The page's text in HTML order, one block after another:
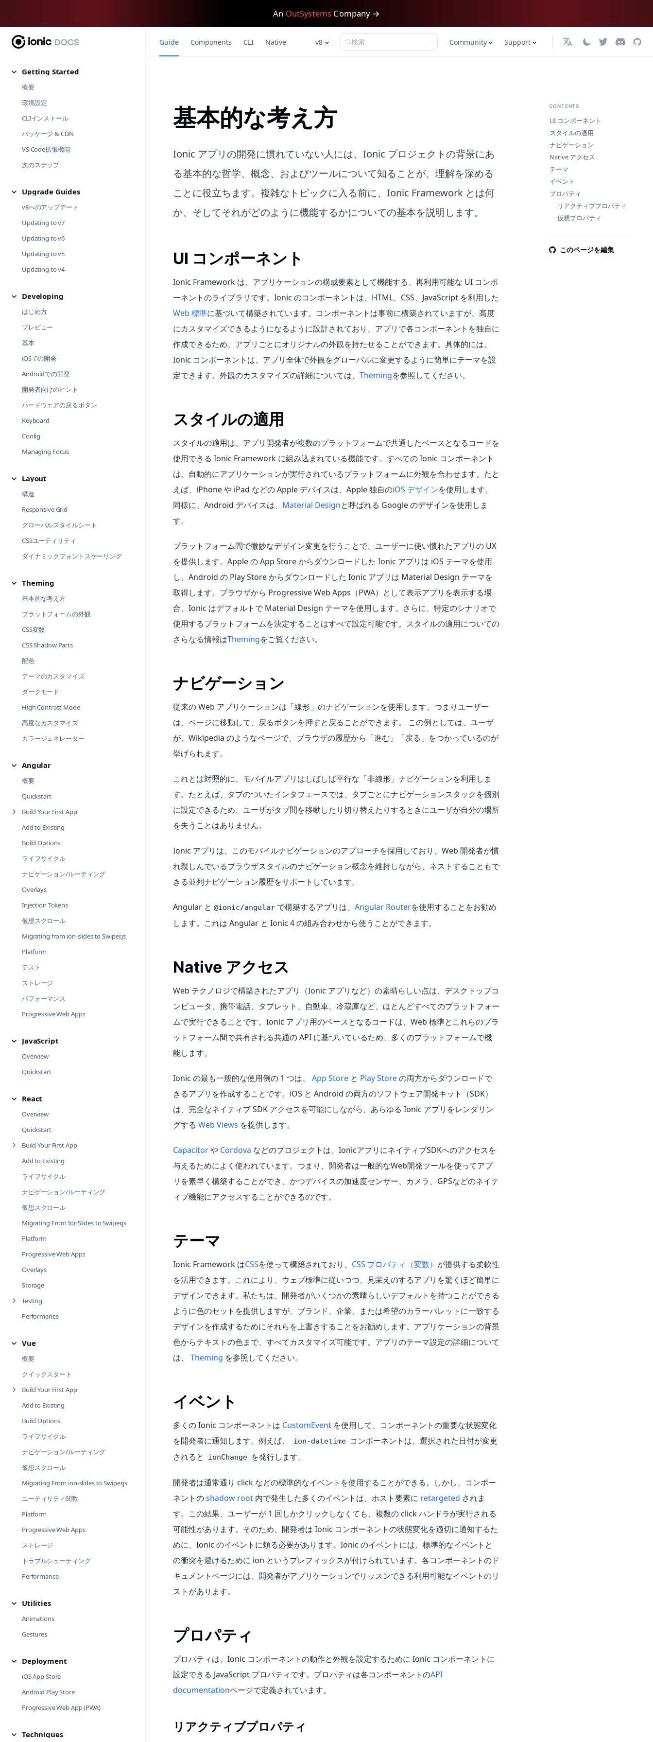
An OutSystems Company →
Getting Started
概要
環境設定
CLIインストール
パッケージ & CDN
VS Code拡張機能
次のステップ
Upgrade Guides
v8へのアップデート
Updating to v7
Updating to v6
Updating to v5
Updating to v4
Developing
はじめ方
プレビュー
基本
iOSでの開発
Androidでの開発
開発者向けのヒント
ハードウェアの戻るボタン
Keyboard
Config
Managing Focus
Layout
構造
Responsive Grid
グローバルスタイルシート
CSSユーティリティ
ダイナミックフォントスケーリング
Theming
基本的な考え方
プラットフォームの外観
CSS変数
CSS Shadow Parts
配色
テーマのカスタマイズ
ダークモード
High Contrast Mode
高度なカスタマイズ
カラージェネレーター
Angular
概要
Quickstart
Build Your First App
Add to Existing
Build Options
ライフサイクル
ナビゲーション/ルーティング
Overlays
Injection Tokens
仮想スクロール
Migrating from ion-slides to Swiper.js
Platform
テスト
ストレージ
パフォーマンス
Progressive Web Apps
JavaScript
Overview
Quickstart
React
Overview
Quickstart
Build Your First App
Add to Existing
ライフサイクル
ナビゲーション/ルーティング
仮想スクロール
Migrating From IonSlides to Swiper.js
Platform
Progressive Web Apps
Overlays
Storage
Testing
Performance
Vue
概要
クイックスタート
Build Your First App
Add to Existing
Build Options
ライフサイクル
ナビゲーション/ルーティング
仮想スクロール
Migrating From ion-slides to Swiper.js
ユーティリティ関数
Platform
Progressive Web Apps
ストレージ
トラブルシューティング
Performance
Utilities
Animations
Gestures
Deployment
iOS App Store
Android Play Store
Progressive Web App (PWA)
Techniques
Guide Components CLI Native v8 検索 Community Support 日本語
基本的な考え方
Ionic アプリの開発に慣れていない人には、Ionic プロジェクトの背景にあ
る基本的な哲学、概念、およびツールについて知ることが、理解を深める
ことに役立ちます。複雑なトピックに入る前に、Ionic Framework とは何
か、そしてそれがどのように機能するかについての基本を説明します。
UI コンポーネント
Ionic Framework は、アプリケーションの構成要素として機能する、再利用可能な UI コンポ
ーネントのライブラリです。Ionic のコンポーネントは、HTML、CSS、JavaScript を利用した
Web 標準に基づいて構築されています。コンポーネントは事前に構築されていますが、高度
にカスタマイズできるようになるように設計されており、アプリで各コンポーネントを独自に
作成できるため、アプリごとにオリジナルの外観を持たせることができます。具体的には、
Ionic コンポーネントは、アプリ全体で外観をグローバルに変更するように簡単にテーマを設
定できます。外観のカスタマイズの詳細については、 Themingを参照してください。
スタイルの適用
スタイルの適用は、アプリ開発者が複数のプラットフォームで共通したベースとなるコードを
使用できる Ionic Framework に組み込まれている機能です。すべての Ionic コンポーネント
は、自動的にアプリケーションが実行されているプラットフォームに外観を合わせます。たと
えば、iPhone や iPad などの Apple デバイスは、Apple 独自のiOS デザインを使用します。
同様に、Android デバイスは、 Material Designと呼ばれる Google のデザインを使用しま
す。
プラットフォーム間で微妙なデザイン変更を行うことで、ユーザーに使い慣れたアプリの UX
を提供します。Apple の App Store からダウンロードした Ionic アプリは iOS テーマを使用
し、Android の Play Store からダウンロードした Ionic アプリは Material Design テーマを
取得します。ブラウザから Progressive Web Apps（PWA）として表示アプリを表示する場
合、Ionic はデフォルトで Material Design テーマを使用します。さらに、特定のシナリオで
使用するプラットフォームを決定することはすべて設定可能です。スタイルの適用についての
さらなる情報はThemingをご覧ください。
ナビゲーション
従来の Web アプリケーションは「線形」のナビゲーションを使用します。つまりユーザー
は、ページに移動して、戻るボタンを押すと戻ることができます。 この例としては、ユーザ
が、Wikipedia のようなページで、ブラウザの履歴から「進む」「戻る」をつかっているのが
挙げられます。
これとは対照的に、モバイルアプリはしばしば平行な「非線形」ナビゲーションを利用しま
す。たとえば、タブのついたインタフェースでは、タブごとにナビゲーションスタックを個別
に設定できるため、ユーザがタブ間を移動したり切り替えたりするときにユーザが自分の場所
を失うことはありません。
Ionic アプリは、このモバイルナビゲーションのアプローチを採用しており、Web 開発者が慣
れ親しんでいるブラウザスタイルのナビゲーション概念を維持しながら、ネストすることもで
きる並列ナビゲーション履歴をサポートしています。
Angular と @ionic/angular で構築するアプリは、 Angular Routerを使用することをお勧め
します。これは Angular と Ionic 4 の組み合わせから使うことができます。
Native アクセス
Web テクノロジで構築されたアプリ（Ionic アプリなど）の素晴らしい点は、デスクトップコ
ンピュータ、携帯電話、タブレット、自動車、冷蔵庫など、ほとんどすべてのプラットフォー
ムで実行できることです。Ionic アプリ用のベースとなるコードは、Web 標準とこれらのプラ
ットフォーム間で共有される共通の API に基づいているため、多くのプラットフォームで機
能します。
Ionic の最も一般的な使用例の 1 つは、 App Storeと Play Storeの両方からダウンロードで
きるアプリを作成することです。iOS と Android の両方のソフトウェア開発キット（SDK）
は、完全なネイティブ SDK アクセスを可能にしながら、あらゆる Ionic アプリをレンダリン
グする Web Views を提供します。
Capacitorや Cordova などのプロジェクトは、IonicアプリにネイティブSDKへのアクセスを
与えるためによく使われています。つまり、開発者は一般的なWeb開発ツールを使ってアプ
リを素早く構築することができ、かつデバイスの加速度センサー、カメラ、GPSなどのネイテ
ィブ機能にアクセスすることができるのです。
テーマ
Ionic Framework はCSSを使って構築されており、 CSS プロパティ（変数） が提供する柔軟性
を活用できます。これにより、ウェブ標準に従いつつ、見栄えのするアプリを驚くほど簡単に
デザインできます。私たちは、開発者がいくつかの素晴らしいデフォルトを持つことができる
ように色のセットを提供しますが、ブランド、企業、または希望のカラーパレットに一致する
デザインを作成するためにそれらを上書きすることをお勧めします。アプリケーションの背景
色からテキストの色まで、すべてカスタマイズ可能です。アプリのテーマ設定の詳細について
は、 Theming を参照してください。
イベント
多くの Ionic コンポーネントは CustomEventを使用して、コンポーネントの重要な状態変化
を開発者に通知します。例えば、
ion-datetime コンポーネントは、選択された日付が変更
されると
ionChange を発行します。
開発者は通常通り click などの標準的なイベントを使用することができる。しかし、コンポー
ネントのshadow root内で発生した多くのイベントは、ホスト要素に retargeted されま
す。この結果、ユーザーが 1 回しかクリックしなくても、複数の click ハンドラが実行される
可能性があります。そのため、開発者は Ionic コンポーネントの状態変化を適切に通知するた
めに、Ionic のイベントに頼る必要があります。Ionic のイベントには、標準的なイベントと
の衝突を避けるために ion というプレフィックスが付けられています。各コンポーネントのド
キュメントページには、開発者がアプリケーションでリッスンできる利用可能なイベントのリ
ストがあります。
プロパティ
プロパティは、Ionic コンポーネントの動作と外観を設定するために Ionic コンポーネントに
設定できる JavaScript プロパティです。プロパティは各コンポーネントのAPI
documentationページで定義されています。
リアクティブプロパティ
CONTENTS
UI コンポーネント
スタイルの適用
ナビゲーション
Native アクセス
テーマ
イベント
プロパティ
リアクティブプロパティ
仮想プロパティ
このページを編集